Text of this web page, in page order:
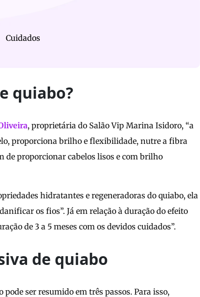
Cuidados
quiabo?
, proprietária do Salão Vip Marina Isidoro, “a
proporciona brilho e flexibilidade, nutre a fibra
de proporcionar cabelos lisos e com brilho
hidratantes e regeneradoras do quiabo, ela
os fios”. Já em relação à duração do efeito
de 3 a 5 meses com os devidos cuidados”.
de quiabo
ser resumido em três passos. Para isso,